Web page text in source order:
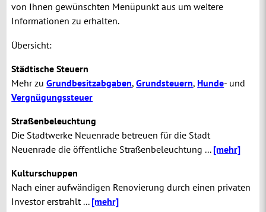
von Ihnen gewünschten Menüpunkt aus um weitere
Informationen zu erhalten.
Übersicht:
Städtische Steuern
Mehr zu Grundbesitzabgaben,Grundsteuern, Hunde- und
Vergnügungssteuer
Straßenbeleuchtung
Die Stadtwerke Neuenrade betreuen für die Stadt
Neuenrade die öffentliche Straßenbeleuchtung ... [mehr]
Kulturschuppen
Nach einer aufwändigen Renovierung durch einen privaten
Investor erstrahlt ... [mehr]